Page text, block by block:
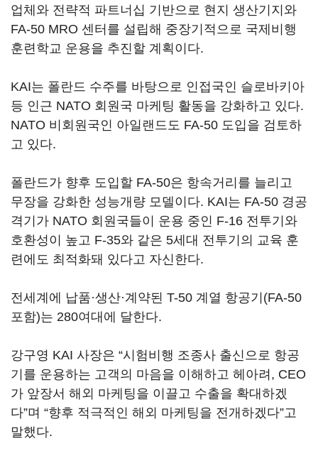
업체와 전략적 파트너십 기반으로 현지 생산기지와
FA-50 MRO 센터를 설립해 중장기적으로 국제비행
훈련학교 운용을 추진할 계획이다.
KAI는 폴란드 수주를 바탕으로 인접국인 슬로바키아
등 인근 NATO 회원국 마케팅 활동을 강화하고 있다.
NATO 비회원국인 아일랜드도 FA-50 도입을 검토하
고 있다.
폴란드가 향후 도입할 FA-50은 항속거리를 늘리고
무장을 강화한 성능개량 모델이다. KAI는 FA-50 경공
격기가 NATO 회원국들이 운용 중인 F-16 전투기와
호환성이 높고 F-35와 같은 5세대 전투기의 교육 훈
련에도 최적화돼 있다고 자신한다.
전세계에 납품·생산·계약된 T-50 계열 항공기(FA-50
포함)는 280여대에 달한다.
강구영 KAI 사장은 “시험비행 조종사 출신으로 항공
기를 운용하는 고객의 마음을 이해하고 헤아려, CEO
가 앞장서 해외 마케팅을 이끌고 수출을 확대하겠
다”며 “향후 적극적인 해외 마케팅을 전개하겠다”고
말했다.